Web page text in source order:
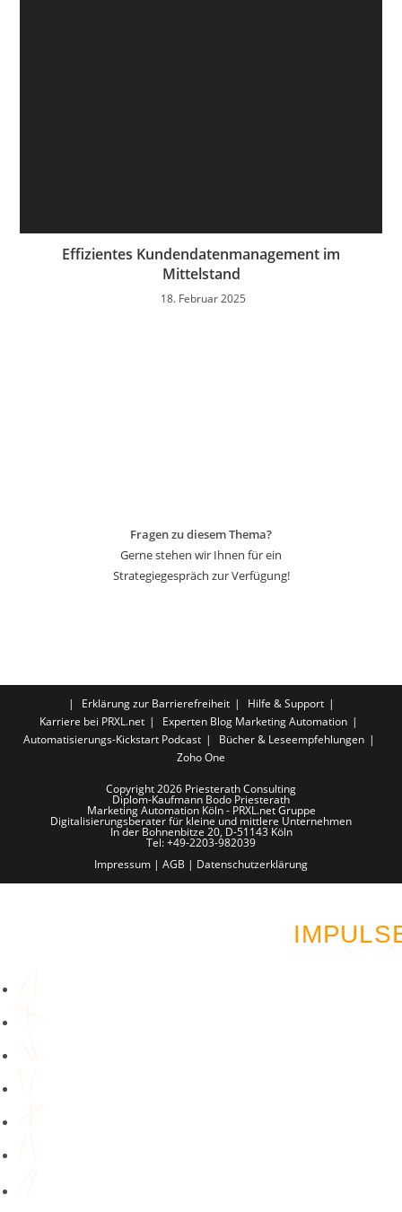
Effizientes Kundendatenmanagement im
Mittelstand
18. Februar 2025
Fragen zu diesem Thema?
Gerne stehen wir Ihnen für ein
Strategiegespräch zur Verfügung!
Erklärung zur Barrierefreiheit
Hilfe & Support
Karriere bei PRXL.net
Experten Blog Marketing Automation
Automatisierungs-Kickstart Podcast
Bücher & Leseempfehlungen
Zoho One
Copyright 2026 Priesterath Consulting
Diplom-Kaufmann Bodo Priesterath
Marketing Automation Köln - PRXL.net Gruppe
Digitalisierungsberater für kleine und mittlere Unternehmen
In der Bohnenbitze 20, D-51143 Köln
Tel: +49-2203-982039
Impressum | AGB | Datenschutzerklärung